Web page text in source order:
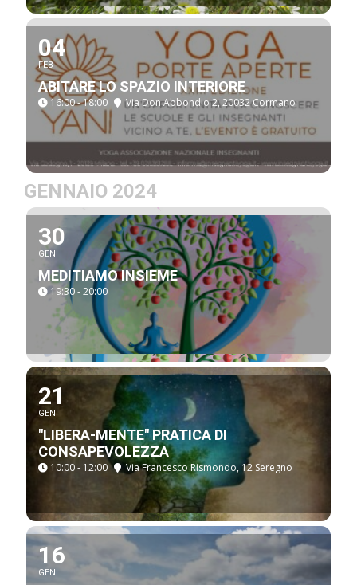
04
FEB
ABITARE LO SPAZIO INTERIORE
16:00 - 18:00 Via Don Abbondio 2, 20032 Cormano
GENNAIO 2024
30
GEN
MEDITIAMO INSIEME
19:30 - 20:00
21
GEN
"LIBERA-MENTE" PRATICA DI
CONSAPEVOLEZZA
10:00 - 12:00 Via Francesco Rismondo, 12 Seregno
16
GEN